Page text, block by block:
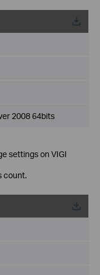
2008 64bits
settings on VIGI
count.